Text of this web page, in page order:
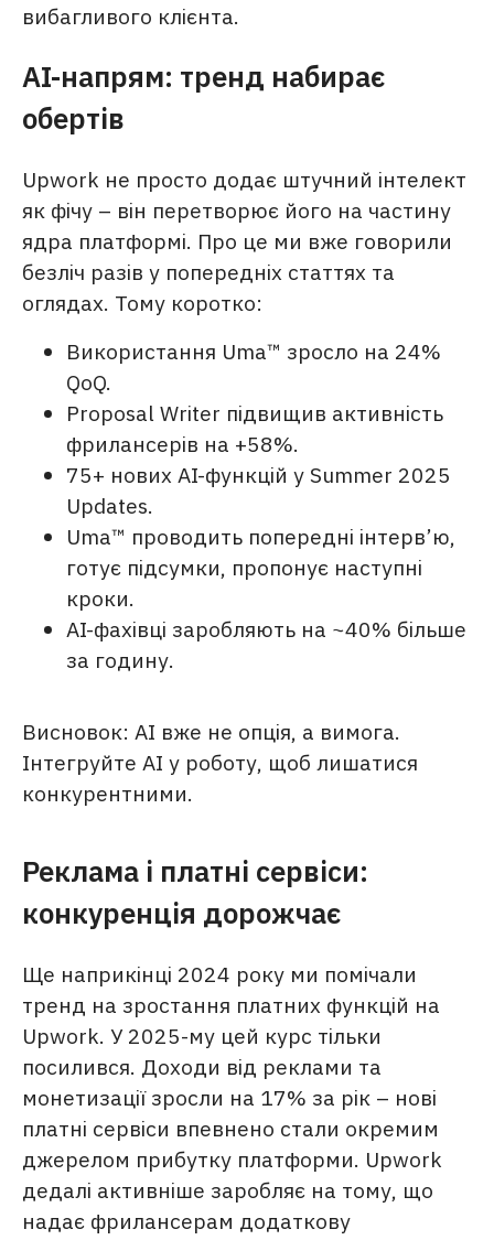
вибагливого клієнта.
AI-напрям: тренд набирає
обертів
Upwork не просто додає штучний інтелект
як фічу – він перетворює його на частину
ядра платформі. Про це ми вже говорили
безліч разів у попередніх статтях та
оглядах. Тому коротко:
Використання Uma™ зросло на 24%
QoQ.
Proposal Writer підвищив активність
фрилансерів на +58%.
75+ нових AI-функцій у Summer 2025
Updates.
Uma™ проводить попередні інтерв’ю,
готує підсумки, пропонує наступні
кроки.
AI-фахівці заробляють на ~40% більше
за годину.
Висновок: AI вже не опція, а вимога.
Інтегруйте AI у роботу, щоб лишатися
конкурентними.
Реклама і платні сервіси:
конкуренція дорожчає
Ще наприкінці 2024 року ми помічали
тренд на зростання платних функцій на
Upwork. У 2025-му цей курс тільки
посилився. Доходи від реклами та
монетизації зросли на 17% за рік – нові
платні сервіси впевнено стали окремим
джерелом прибутку платформи. Upwork
дедалі активніше заробляє на тому, що
надає фрилансерам додаткову